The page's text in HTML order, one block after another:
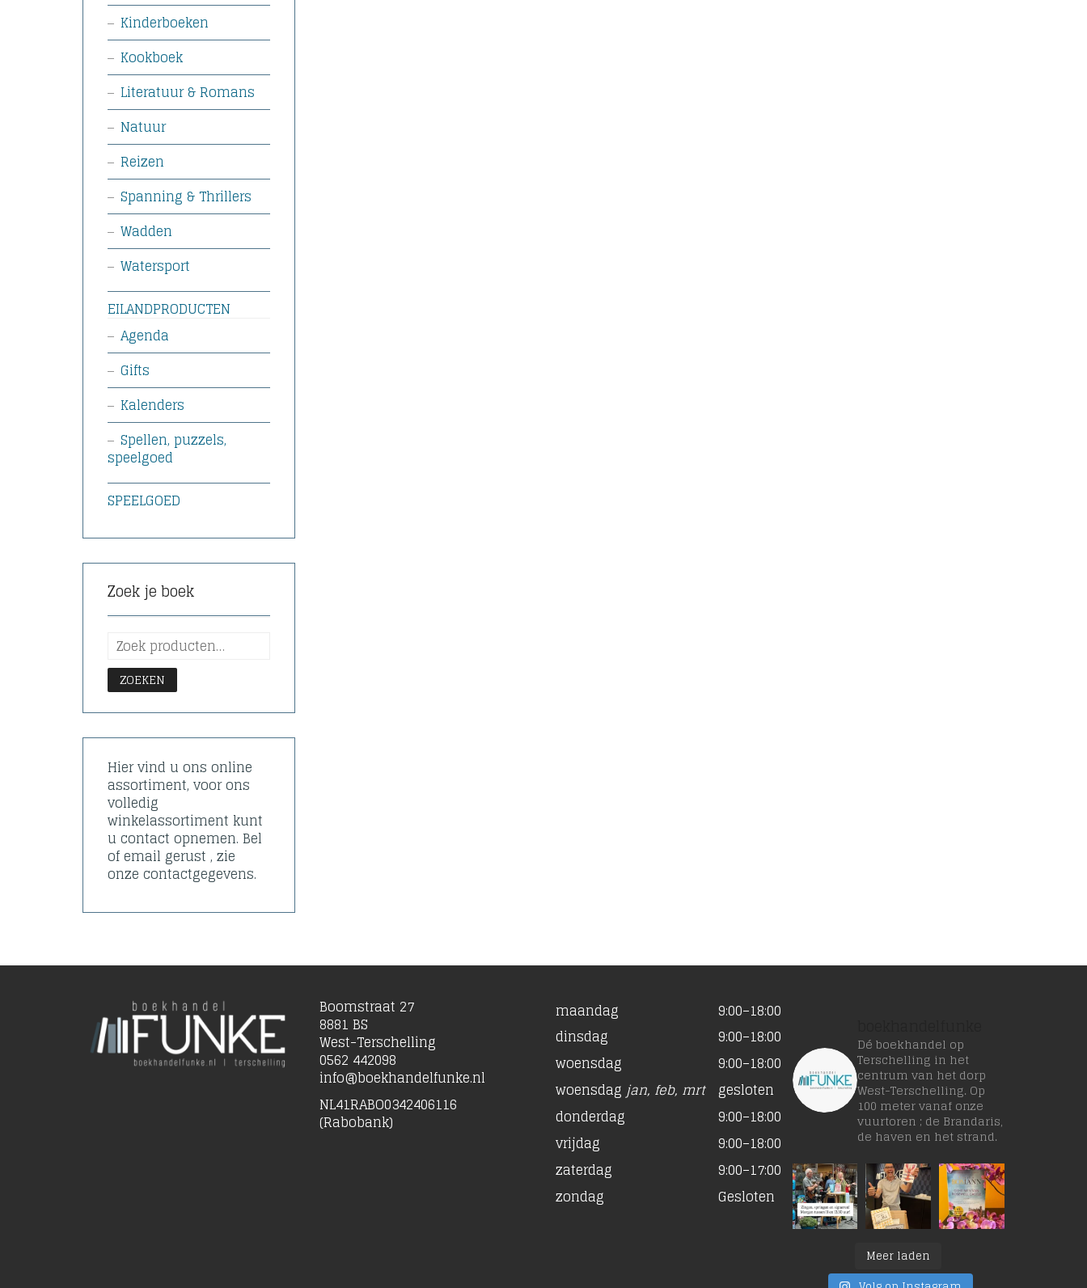
Kinderboeken
Kookboek
Literatuur & Romans
Natuur
Reizen
Spanning & Thrillers
Wadden
Watersport
EILANDPRODUCTEN
Agenda
Gifts
Kalenders
Spellen, puzzels,
speelgoed
SPEELGOED
Zoek je boek
ZOEKEN
Hier vind u ons online
assortiment, voor ons
volledig
winkelassortiment kunt
u contact opnemen. Bel
of email gerust , zie
onze contactgegevens.
Boomstraat 27
8881 BS
West-Terschelling
0562 442098
info@boekhandelfunke.nl
NL41RABO0342406116
(Rabobank)
maandag
9:00–18:00
dinsdag
9:00–18:00
woensdag
9:00–18:00
woensdag jan, feb, mrt
gesloten
donderdag
9:00–18:00
vrijdag
9:00–18:00
zaterdag
9:00–17:00
zondag
Gesloten
Dé boekhandel op
Terschelling in het
centrum van het dorp
West-Terschelling. Op
100 meter vanaf onze
vuurtoren ; de Brandaris,
de haven en het strand.
Meer laden